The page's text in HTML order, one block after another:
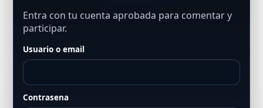
Entra con tu cuenta aprobada para comentar y
participar.
Usuario o email
Contrasena